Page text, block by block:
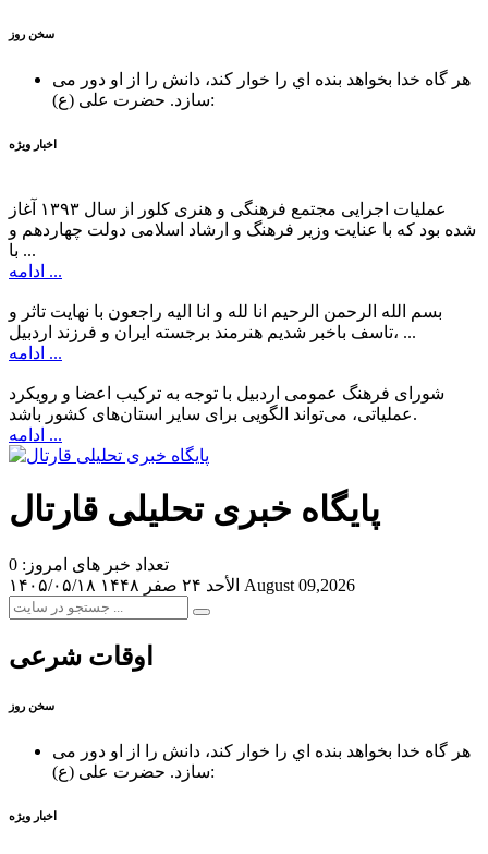
سخن روز
هر گاه خدا بخواهد بنده اي را خوار كند، دانش را از او دور می
سازد.حضرت علی (ع):
اخبار ویژه
عملیات اجرایی مجتمع فرهنگی و هنری کلور از سال ۱۳۹۳ آغاز
شده بود که با عنایت وزیر فرهنگ و ارشاد اسلامی دولت چهاردهم و
با ...
ادامه ...
بسم الله الرحمن الرحیم انا لله و انا الیه راجعون با نهایت تاثر و
تاسف باخبر شدیم هنرمند برجسته ایران و فرزند اردبیل، ...
ادامه ...
شورای فرهنگ عمومی اردبیل با توجه به ترکیب اعضا و رویکرد
عملیاتی، می‌تواند الگویی برای سایر استان‌های کشور باشد.
ادامه ...
پایگاه خبری تحلیلی قارتال
تعداد خبر های امروز: 0
۱۴۰۵/۰۵/۱۸
الأحد ۲۴ صفر ۱۴۴۸ August 09,2026
اوقات شرعی
سخن روز
هر گاه خدا بخواهد بنده اي را خوار كند، دانش را از او دور می
سازد.حضرت علی (ع):
اخبار ویژه